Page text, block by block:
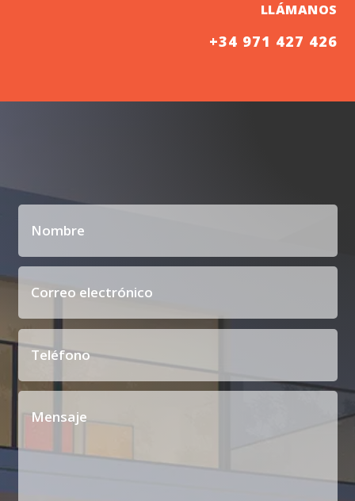
LLÁMANOS
+34 971 427 426